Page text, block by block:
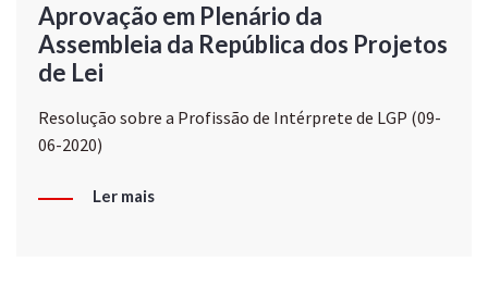
Aprovação em Plenário da
Assembleia da República dos Projetos
de Lei
Resolução sobre a Profissão de Intérprete de LGP (09-
06-2020)
Ler mais